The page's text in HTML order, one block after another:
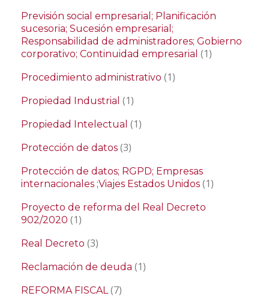
Previsión social empresarial; Planificación
sucesoria; Sucesión empresarial;
Responsabilidad de administradores; Gobierno
corporativo; Continuidad empresarial (1)
Procedimiento administrativo (1)
Propiedad Industrial (1)
Propiedad Intelectual (1)
Protección de datos (3)
Protección de datos; RGPD; Empresas
internacionales ;Viajes Estados Unidos (1)
Proyecto de reforma del Real Decreto
902/2020 (1)
Real Decreto (3)
Reclamación de deuda (1)
REFORMA FISCAL(7)